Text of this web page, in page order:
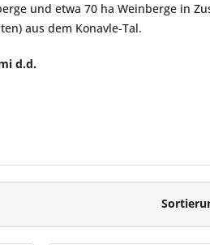
und etwa 70 ha Weinberge in
aus dem Konavle-Tal.
d.d.